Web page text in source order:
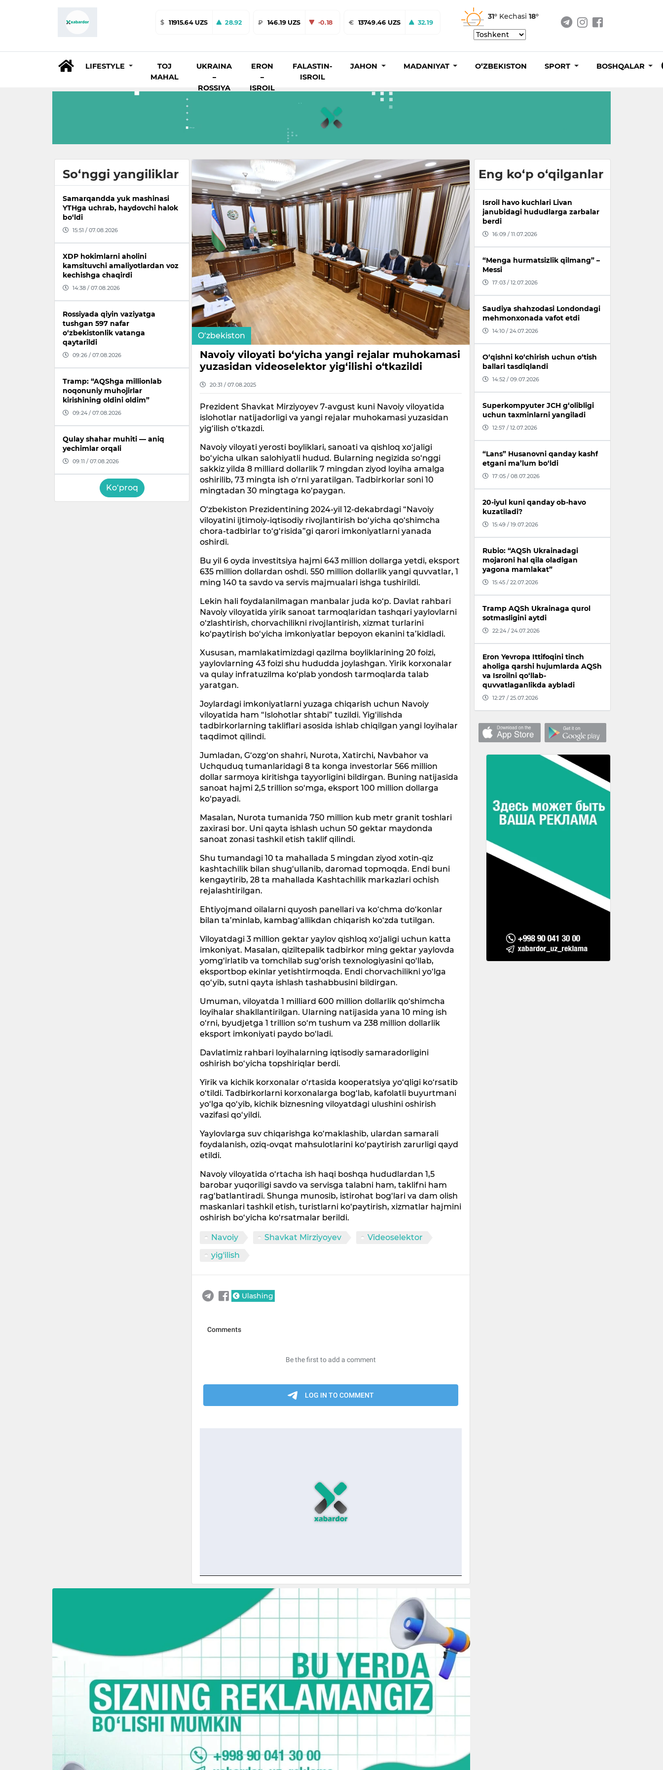
$ 11915.64 UZS 28.92 ₽ 146.19 UZS -0.18 € 13749.46 UZS 32.19
31° Kechasi 18°
LIFESTYLE
TOJ
MAHAL
UKRAINA
–
ROSSIYA
ERON
–
ISROIL
FALASTIN-
ISROIL
JAHON MADANIYAT O‘ZBEKISTON SPORT BOSHQALAR
So‘nggi yangiliklar
Samarqandda yuk mashinasi
YTHga uchrab, haydovchi halok
bo‘ldi
15:51 / 07.08.2026
XDP hokimlarni aholini
kamsituvchi amaliyotlardan voz
kechishga chaqirdi
14:38 / 07.08.2026
Rossiyada qiyin vaziyatga
tushgan 597 nafar
o‘zbekistonlik vatanga
qaytarildi
09:26 / 07.08.2026
Tramp: “AQShga millionlab
noqonuniy muhojirlar
kirishining oldini oldim”
09:24 / 07.08.2026
Qulay shahar muhiti — aniq
yechimlar orqali
09:11 / 07.08.2026
Ko‘proq
O‘zbekiston
Navoiy viloyati bo‘yicha yangi rejalar muhokamasi
yuzasidan videoselektor yig‘ilishi o‘tkazildi
20:31 / 07.08.2025
Prezident Shavkat Mirziyoyev 7-avgust kuni Navoiy viloyatida
islohotlar natijadorligi va yangi rejalar muhokamasi yuzasidan
yig‘ilish o‘tkazdi.
Navoiy viloyati yerosti boyliklari, sanoati va qishloq xo‘jaligi
bo‘yicha ulkan salohiyatli hudud. Bularning negizida so‘nggi
sakkiz yilda 8 milliard dollarlik 7 mingdan ziyod loyiha amalga
oshirilib, 73 mingta ish o‘rni yaratilgan. Tadbirkorlar soni 10
mingtadan 30 mingtaga ko‘paygan.
O‘zbekiston Prezidentining 2024-yil 12-dekabrdagi “Navoiy
viloyatini ijtimoiy-iqtisodiy rivojlantirish bo‘yicha qo‘shimcha
chora-tadbirlar to‘g‘risida”gi qarori imkoniyatlarni yanada
oshirdi.
Bu yil 6 oyda investitsiya hajmi 643 million dollarga yetdi, eksport
635 million dollardan oshdi. 550 million dollarlik yangi quvvatlar, 1
ming 140 ta savdo va servis majmualari ishga tushirildi.
Lekin hali foydalanilmagan manbalar juda ko‘p. Davlat rahbari
Navoiy viloyatida yirik sanoat tarmoqlaridan tashqari yaylovlarni
o‘zlashtirish, chorvachilikni rivojlantirish, xizmat turlarini
ko‘paytirish bo‘yicha imkoniyatlar bepoyon ekanini ta’kidladi.
Xususan, mamlakatimizdagi qazilma boyliklarining 20 foizi,
yaylovlarning 43 foizi shu hududda joylashgan. Yirik korxonalar
va qulay infratuzilma ko‘plab yondosh tarmoqlarda talab
yaratgan.
Joylardagi imkoniyatlarni yuzaga chiqarish uchun Navoiy
viloyatida ham “Islohotlar shtabi” tuzildi. Yig‘ilishda
tadbirkorlarning takliflari asosida ishlab chiqilgan yangi loyihalar
taqdimot qilindi.
Jumladan, G‘ozg‘on shahri, Nurota, Xatirchi, Navbahor va
Uchquduq tumanlaridagi 8 ta konga investorlar 566 million
dollar sarmoya kiritishga tayyorligini bildirgan. Buning natijasida
sanoat hajmi 2,5 trillion so‘mga, eksport 100 million dollarga
ko‘payadi.
Masalan, Nurota tumanida 750 million kub metr granit toshlari
zaxirasi bor. Uni qayta ishlash uchun 50 gektar maydonda
sanoat zonasi tashkil etish taklif qilindi.
Shu tumandagi 10 ta mahallada 5 mingdan ziyod xotin-qiz
kashtachilik bilan shug‘ullanib, daromad topmoqda. Endi buni
kengaytirib, 28 ta mahallada Kashtachilik markazlari ochish
rejalashtirilgan.
Ehtiyojmand oilalarni quyosh panellari va ko‘chma do‘konlar
bilan ta’minlab, kambag‘allikdan chiqarish ko‘zda tutilgan.
Viloyatdagi 3 million gektar yaylov qishloq xo‘jaligi uchun katta
imkoniyat. Masalan, qiziltepalik tadbirkor ming gektar yaylovda
yomg‘irlatib va tomchilab sug‘orish texnologiyasini qo‘llab,
eksportbop ekinlar yetishtirmoqda. Endi chorvachilikni yo‘lga
qo‘yib, sutni qayta ishlash tashabbusini bildirgan.
Umuman, viloyatda 1 milliard 600 million dollarlik qo‘shimcha
loyihalar shakllantirilgan. Ularning natijasida yana 10 ming ish
o‘rni, byudjetga 1 trillion so‘m tushum va 238 million dollarlik
eksport imkoniyati paydo bo‘ladi.
Davlatimiz rahbari loyihalarning iqtisodiy samaradorligini
oshirish bo‘yicha topshiriqlar berdi.
Yirik va kichik korxonalar o‘rtasida kooperatsiya yo‘qligi ko‘rsatib
o‘tildi. Tadbirkorlarni korxonalarga bog‘lab, kafolatli buyurtmani
yo‘lga qo‘yib, kichik biznesning viloyatdagi ulushini oshirish
vazifasi qo‘yildi.
Yaylovlarga suv chiqarishga ko‘maklashib, ulardan samarali
foydalanish, oziq-ovqat mahsulotlarini ko‘paytirish zarurligi qayd
etildi.
Navoiy viloyatida o‘rtacha ish haqi boshqa hududlardan 1,5
barobar yuqoriligi savdo va servisga talabni ham, taklifni ham
rag‘batlantiradi. Shunga munosib, istirohat bog‘lari va dam olish
maskanlari tashkil etish, turistlarni ko‘paytirish, xizmatlar hajmini
oshirish bo‘yicha ko‘rsatmalar berildi.
Navoiy Shavkat Mirziyoyev
Videoselektor
yig'ilish
Ulashing
Eng ko‘p o‘qilganlar
Isroil havo kuchlari Livan
janubidagi hududlarga zarbalar
berdi
16:09 / 11.07.2026
“Menga hurmatsizlik qilmang” –
Messi
17:03 / 12.07.2026
Saudiya shahzodasi Londondagi
mehmonxonada vafot etdi
14:10 / 24.07.2026
O‘qishni ko‘chirish uchun o‘tish
ballari tasdiqlandi
14:52 / 09.07.2026
Superkompyuter JCH g‘olibligi
uchun taxminlarni yangiladi
12:57 / 12.07.2026
“Lans” Husanovni qanday kashf
etgani ma’lum bo‘ldi
17:05 / 08.07.2026
20-iyul kuni qanday ob-havo
kuzatiladi?
15:49 / 19.07.2026
Rubio: “AQSh Ukrainadagi
mojaroni hal qila oladigan
yagona mamlakat”
15:45 / 22.07.2026
Tramp AQSh Ukrainaga qurol
sotmasligini aytdi
22:24 / 24.07.2026
Eron Yevropa Ittifoqini tinch
aholiga qarshi hujumlarda AQSh
va Isroilni qo‘llab-
quvvatlaganlikda aybladi
12:27 / 25.07.2026